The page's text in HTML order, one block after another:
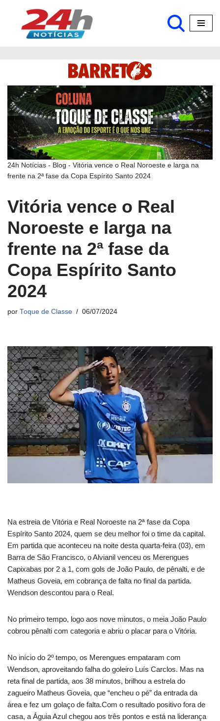
Pular
24h Notícias - Blog - Vitória vence o Real Noroeste e larga na
frente na 2ª fase da Copa Espírito Santo 2024
Vitória vence o Real
Noroeste e larga na
frente na 2ª fase da
Copa Espírito Santo
2024
por Toque de Classe 06/07/2024
Na estreia de Vitória e Real Noroeste na 2ª fase da Copa
Espírito Santo 2024, quem se deu melhor foi o time da capital.
Em partida que aconteceu na noite desta quarta-feira (03), em
Barra de São Francisco, o Alvianil venceu os Merengues
Capixabas por 2 a 1, com gols de João Paulo, de pênalti, e de
Matheus Goveia, em cobrança de falta no final da partida.
Wendson descontou para o Real.
No primeiro tempo, logo aos nove minutos, o meia João Paulo
cobrou pênalti com categoria e abriu o placar para o Vitória.
No início do 2º tempo, os Merengues empataram com
Wendson, aproveitando falha do goleiro Luís Carclos. Mas na
reta final de partida, aos 38 minutos, brilhou a estrela do
zagueiro Matheus Goveia, que “encheu o pé” da entrada da
área e fez um golaço de falta.Com o resultado positivo fora de
casa, a Águia Azul chegou aos três pontos e está na liderança